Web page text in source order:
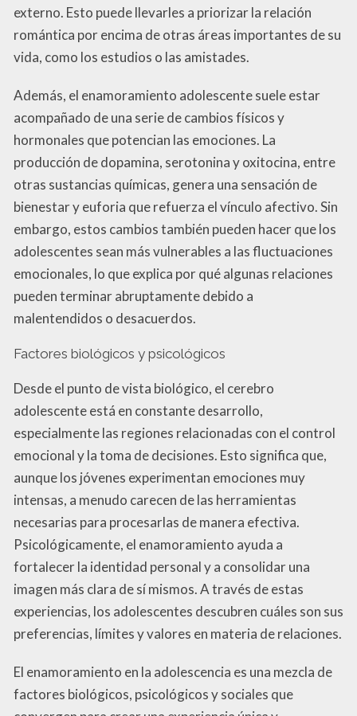
externo. Esto puede llevarles a priorizar la relación
romántica por encima de otras áreas importantes de su
vida, como los estudios o las amistades.
Además, el enamoramiento adolescente suele estar
acompañado de una serie de cambios físicos y
hormonales que potencian las emociones. La
producción de dopamina, serotonina y oxitocina, entre
otras sustancias químicas, genera una sensación de
bienestar y euforia que refuerza el vínculo afectivo. Sin
embargo, estos cambios también pueden hacer que los
adolescentes sean más vulnerables a las fluctuaciones
emocionales, lo que explica por qué algunas relaciones
pueden terminar abruptamente debido a
malentendidos o desacuerdos.
Factores biológicos y psicológicos
Desde el punto de vista biológico, el cerebro
adolescente está en constante desarrollo,
especialmente las regiones relacionadas con el control
emocional y la toma de decisiones. Esto significa que,
aunque los jóvenes experimentan emociones muy
intensas, a menudo carecen de las herramientas
necesarias para procesarlas de manera efectiva.
Psicológicamente, el enamoramiento ayuda a
fortalecer la identidad personal y a consolidar una
imagen más clara de sí mismos. A través de estas
experiencias, los adolescentes descubren cuáles son sus
preferencias, límites y valores en materia de relaciones.
El enamoramiento en la adolescencia es una mezcla de
factores biológicos, psicológicos y sociales que